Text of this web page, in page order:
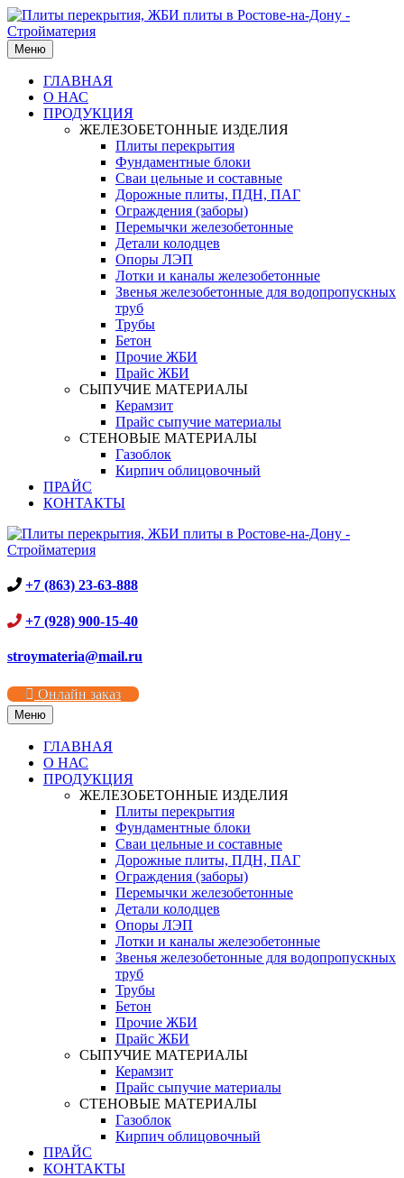
Меню
ГЛАВНАЯ
О НАС
ПРОДУКЦИЯ
ЖЕЛЕЗОБЕТОННЫЕ ИЗДЕЛИЯ
Плиты перекрытия
Фундаментные блоки
Сваи цельные и составные
Дорожные плиты, ПДН, ПАГ
Ограждения (заборы)
Перемычки железобетонные
Детали колодцев
Опоры ЛЭП
Лотки и каналы железобетонные
Звенья железобетонные для водопропускных
труб
Трубы
Бетон
Прочие ЖБИ
Прайс ЖБИ
СЫПУЧИЕ МАТЕРИАЛЫ
Керамзит
Прайс сыпучие материалы
СТЕНОВЫЕ МАТЕРИАЛЫ
Газоблок
Кирпич облицовочный
ПРАЙС
КОНТАКТЫ
+7 (863) 23-63-888
+7 (928) 900-15-40
stroymateria@mail.ru
Онлайн заказ
Меню
ГЛАВНАЯ
О НАС
ПРОДУКЦИЯ
ЖЕЛЕЗОБЕТОННЫЕ ИЗДЕЛИЯ
Плиты перекрытия
Фундаментные блоки
Сваи цельные и составные
Дорожные плиты, ПДН, ПАГ
Ограждения (заборы)
Перемычки железобетонные
Детали колодцев
Опоры ЛЭП
Лотки и каналы железобетонные
Звенья железобетонные для водопропускных
труб
Трубы
Бетон
Прочие ЖБИ
Прайс ЖБИ
СЫПУЧИЕ МАТЕРИАЛЫ
Керамзит
Прайс сыпучие материалы
СТЕНОВЫЕ МАТЕРИАЛЫ
Газоблок
Кирпич облицовочный
ПРАЙС
КОНТАКТЫ